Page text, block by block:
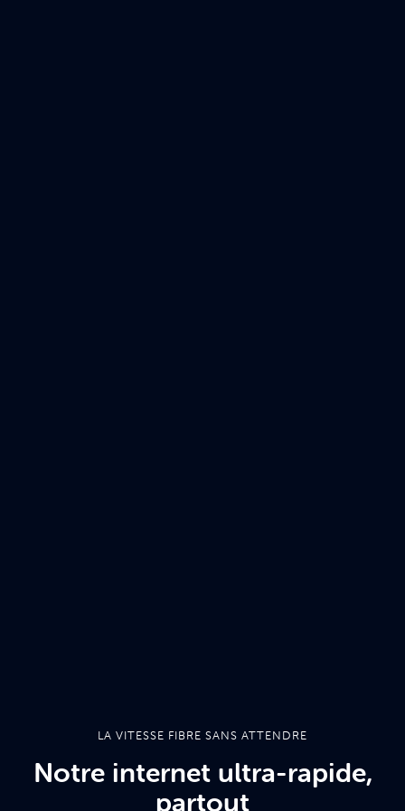
LA VITESSE FIBRE SANS ATTENDRE
Notre internet ultra-rapide,
partout